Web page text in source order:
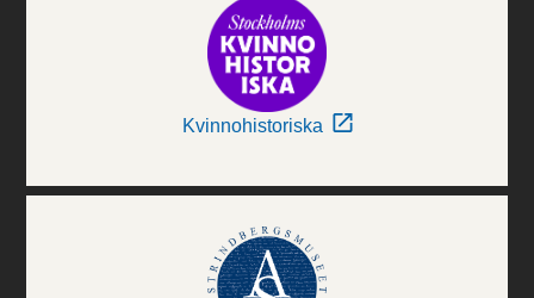
Kvinnohistoriska